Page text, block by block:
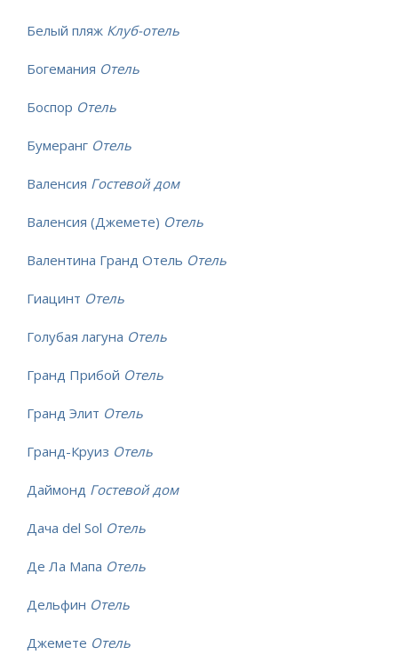
Белый пляж Клуб-отель
Богемания Отель
Боспор Отель
Бумеранг Отель
Валенсия Гостевой дом
Валенсия (Джемете) Отель
Валентина Гранд Отель Отель
Гиацинт Отель
Голубая лагуна Отель
Гранд Прибой Отель
Гранд Элит Отель
Гранд-Круиз Отель
Даймонд Гостевой дом
Дача del Sol Отель
Де Ла Мапа Отель
Дельфин Отель
Джемете Отель